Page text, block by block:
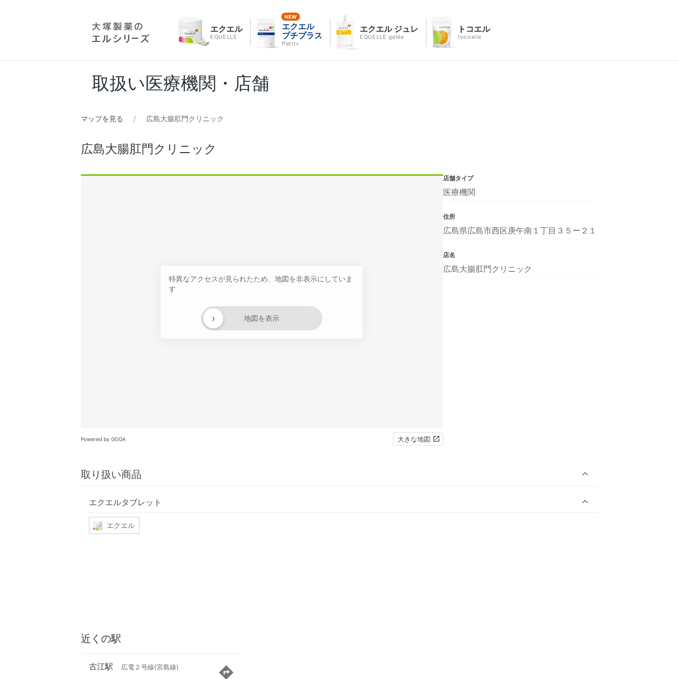
エクエル
EQUELLE
エクエル
プチプラス
Petit+
エクエル ジュレ
EQUELLE gelée
トコエル
tocoelle
取扱い医療機関・店舗
マップを見る 広島大腸肛門クリニック
広島大腸肛門クリニック
特異なアクセスが見られたため、地図を非表示にしていま
す
地図を表示
›
Powered by GOGA 大きな地図
取り扱い商品
エクエルタブレット
エクエル
店舗タイプ
医療機関
住所
広島県広島市西区庚午南１丁目３５ー２１
店名
広島大腸肛門クリニック
近くの駅
古江駅 広電２号線(宮島線)